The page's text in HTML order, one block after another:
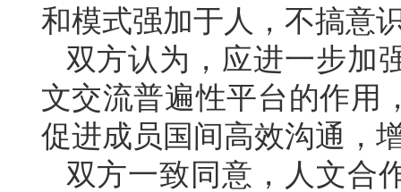
和模式强加于人，不搞意
双方认为，应进一步加
文交流普遍性平台的作用
促进成员国间高效沟通，
双方一致同意，人文合